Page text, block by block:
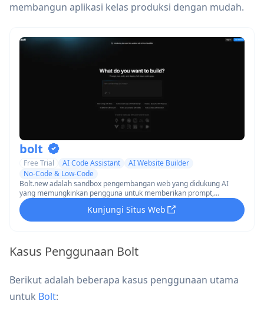
membangun aplikasi kelas produksi dengan mudah.
bolt
Free Trial AI Code Assistant
AI Website Builder
No-Code & Low-Code
Bolt.new adalah sandbox pengembangan web yang didukung AI
yang memungkinkan pengguna untuk memberikan prompt,
menjalankan, mengedit, dan menerapkan aplikasi full-stack
langsung di browser.
Kunjungi Situs Web
Kasus Penggunaan Bolt
Berikut adalah beberapa kasus penggunaan utama
untuk Bolt: